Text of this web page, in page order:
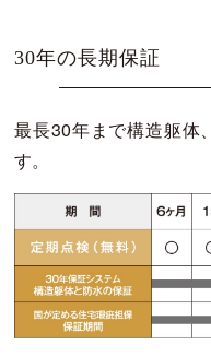
30年の長期保証
最長30年まで構造躯体
す。